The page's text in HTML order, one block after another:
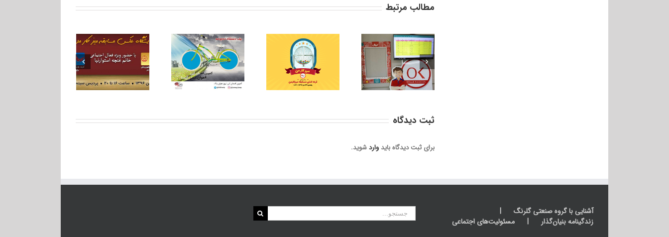
مطالب مرتبط
یک ویدئو، در
قرعه‌کشی یک
دوچرخه شرکت کنید
قرعه کشی مسابقه
میز کار من
برنده خودرو ساندرو
قاب چهارسالگی افق
کوروش مشخص شد
برگزاری مسابقه
عکس «میز کار من»
از سوی گروه صنعتی
گلرنگ
ثبت ديدگاه
برای ثبت دیدگاه بایدواردشوید.
آشنایی با گروه صنعتی گلرنگ
زندگینامه بنیان‌گذار
مسئولیت‌های اجتماعی
جستجو
برای: